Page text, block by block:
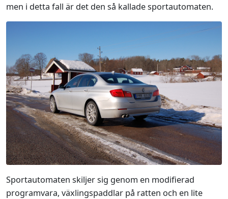
men i detta fall är det den så kallade sportautomaten.
Sportautomaten skiljer sig genom en modifierad
programvara, växlingspaddlar på ratten och en lite